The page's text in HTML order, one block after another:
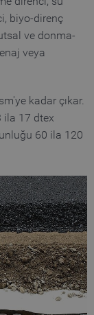
biyo-direnç
ve donma-
veya
kadar çıkar.
ila 17 dtex
60 ila 120